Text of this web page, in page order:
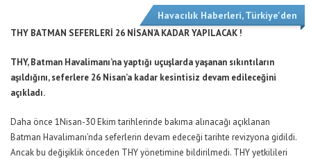
Havacılık Haberleri,Türkiye'den
THY BATMAN SEFERLERİ 26 NİSAN’A KADAR YAPILACAK !
THY, Batman Havalimanı’na yaptığı uçuşlarda yaşanan sıkıntıların
aşıldığını, seferlere 26 Nisan’a kadar kesintisiz devam edileceğini
açıkladı.
Daha önce 1Nisan-30 Ekim tarihlerinde bakıma alınacağı açıklanan
Batman Havalimanı’nda seferlerin devam edeceği tarihte revizyona gidildi.
Ancak bu değişiklik önceden THY yönetimine bildirilmedi. THY yetkilileri